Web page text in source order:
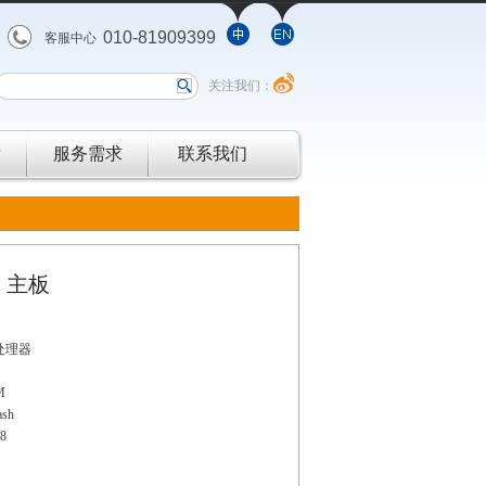
客服中心 010-81909399
关注我们：
服务需求 联系我们
主板
理器